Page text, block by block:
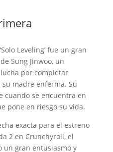
Leveling’ fue un gran
Sung Jinwoo, un
por completar
madre enferma. Su
cuando se encuentra en
pone en riesgo su vida.
exacta para el estreno
2 en Crunchyroll, el
un gran entusiasmo y